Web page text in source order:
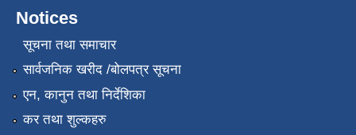
Notices
सूचना तथा समाचार
सार्वजनिक खरीद /बोलपत्र सूचना
एन, कानुन तथा निर्देशिका
कर तथा शुल्कहरु